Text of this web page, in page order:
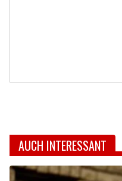
AUCH INTERESSANT